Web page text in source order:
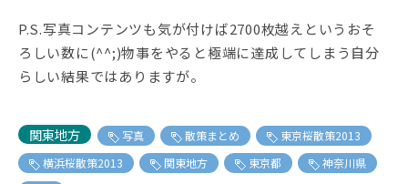
P.S.写真コンテンツも気が付けば2700枚越えというおそ
ろしい数に(^^;)物事をやると極端に達成してしまう自分
らしい結果ではありますが。
関東地方 写真 散策まとめ
東京桜散策2013
横浜桜散策2013
関東地方 東京都
神奈川県